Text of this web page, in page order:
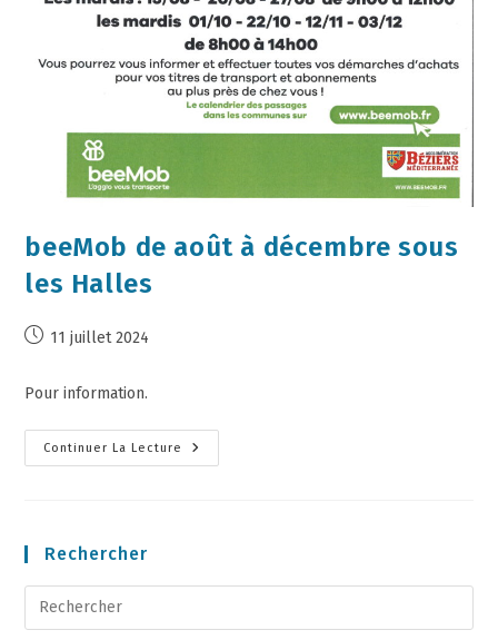
beeMob de août à décembre sous
les Halles
11 juillet 2024
Pour information.
Continuer La Lecture
Rechercher